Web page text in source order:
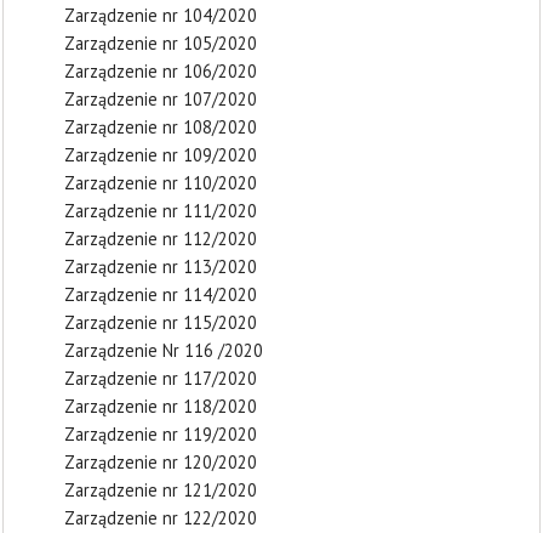
Zarządzenie nr 104/2020
Zarządzenie nr 105/2020
Zarządzenie nr 106/2020
Zarządzenie nr 107/2020
Zarządzenie nr 108/2020
Zarządzenie nr 109/2020
Zarządzenie nr 110/2020
Zarządzenie nr 111/2020
Zarządzenie nr 112/2020
Zarządzenie nr 113/2020
Zarządzenie nr 114/2020
Zarządzenie nr 115/2020
Zarządzenie Nr 116 /2020
Zarządzenie nr 117/2020
Zarządzenie nr 118/2020
Zarządzenie nr 119/2020
Zarządzenie nr 120/2020
Zarządzenie nr 121/2020
Zarządzenie nr 122/2020